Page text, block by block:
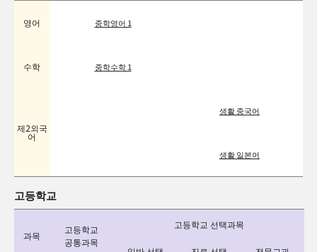
영어 중학영어 1
수학 중학수학 1
제2외국
어
생활 중국어
생활 일본어
고등학교
과목
고등학교
공통과목
고등학교 선택과목